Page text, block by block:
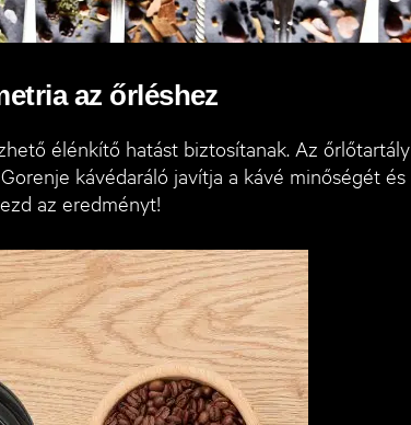
az őrléshez
élénkítő hatást biztosítanak. Az őrlőtartály
kávédaráló javítja a kávé minőségét és
az eredményt!